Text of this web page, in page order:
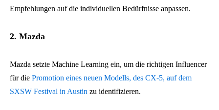
Empfehlungen auf die individuellen Bedürfnisse anpassen.
2. Mazda
Mazda setzte Machine Learning ein, um die richtigen Influencer
für die Promotion eines neuen Modells, des CX-5, auf dem
SXSW Festival in Austin zu identifizieren.